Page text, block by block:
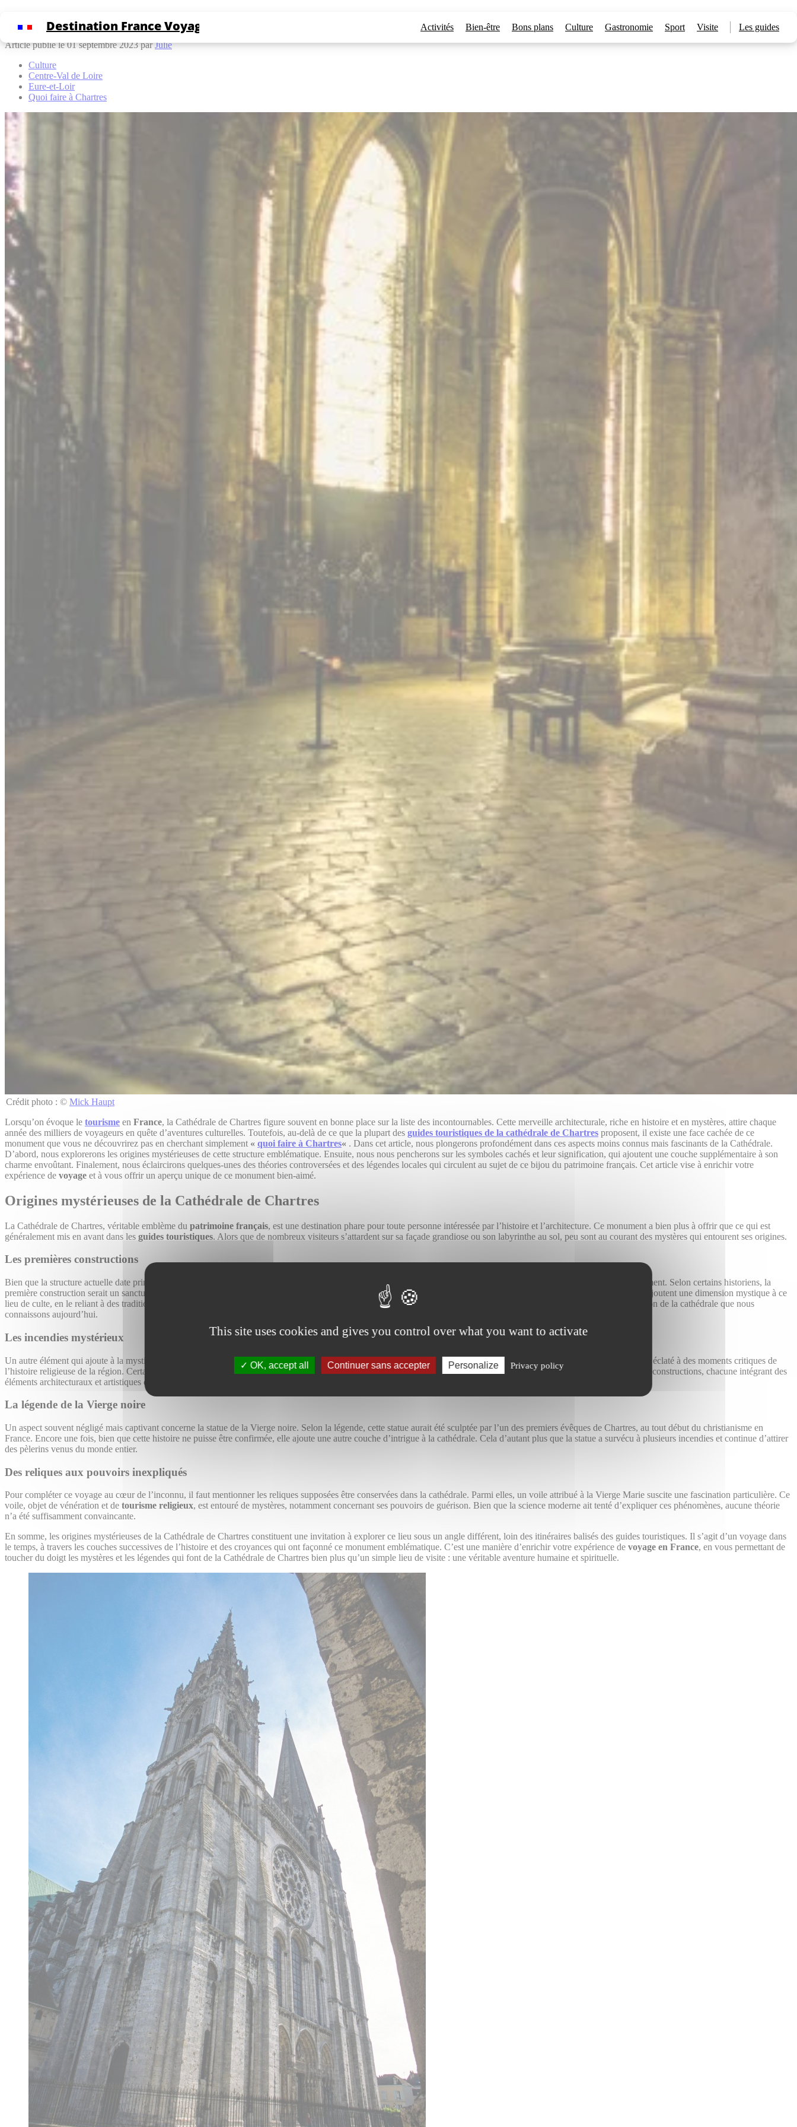
This site uses cookies and gives you control over what you want to activate
OK, accept all Continuer sans accepter Personalize Privacy policy
Destination France Voyage Activités Bien-être Bons plans Culture Gastronomie Sport Visite Les guides
L’histoire secrète de la Cathédrale de Chartres
Article publié le 01 septembre 2023 parJulie
Culture
Centre-Val de Loire
Eure-et-Loir
Quoi faire à Chartres
Crédit photo : © Mick Haupt
Lorsqu’on évoque le tourisme en France, la Cathédrale de Chartres figure souvent en bonne place sur la liste des incontournables. Cette merveille architecturale, riche en histoire et en mystères, attire chaque
année des milliers de voyageurs en quête d’aventures culturelles. Toutefois, au-delà de ce que la plupart des guides touristiques de la cathédrale de Chartres proposent, il existe une face cachée de ce
monument que vous ne découvrirez pas en cherchant simplement « quoi faire à Chartres« . Dans cet article, nous plongerons profondément dans ces aspects moins connus mais fascinants de la Cathédrale.
D’abord, nous explorerons les origines mystérieuses de cette structure emblématique. Ensuite, nous nous pencherons sur les symboles cachés et leur signification, qui ajoutent une couche supplémentaire à son
charme envoûtant. Finalement, nous éclaircirons quelques-unes des théories controversées et des légendes locales qui circulent au sujet de ce bijou du patrimoine français. Cet article vise à enrichir votre
expérience de voyage et à vous offrir un aperçu unique de ce monument bien-aimé.
Origines mystérieuses de la Cathédrale de Chartres
La Cathédrale de Chartres, véritable emblème du patrimoine français, est une destination phare pour toute personne intéressée par l’histoire et l’architecture. Ce monument a bien plus à offrir que ce qui est
généralement mis en avant dans les guides touristiques. Alors que de nombreux visiteurs s’attardent sur sa façade grandiose ou son labyrinthe au sol, peu sont au courant des mystères qui entourent ses origines.
Les premières constructions
Bien que la structure actuelle date principalement du 13e siècle, la Cathédrale de Chartres a été précédée par au moins cinq édifices religieux construits sur le même emplacement. Selon certains historiens, la
première construction serait un sanctuaire dédié à la Vierge Marie, érigé par les druides bien avant la christianisation de la
. Ces affirmations, bien que non prouvées, ajoutent une dimension mystique à ce
lieu de culte, en le reliant à des traditions païennes ancestrales. De plus, ce sanctuaire aurait été un lieu de
pèlerinage
, ce qui souligne son importance bien avant la construction de la cathédrale que nous
connaissons aujourd’hui.
Les incendies mystérieux
Un autre élément qui ajoute à la mystique de ce monument est la série d’incendies qui ont ravagé les structures précédentes. Plus étrange encore, ces incendies semblent avoir éclaté à des moments critiques de
l’histoire religieuse de la région. Certains y voient l’intervention divine, d’autres parlent de coïncidences frappantes. Quoi qu’il en soit, ces incendies ont conduit à plusieurs reconstructions, chacune intégrant des
éléments architecturaux et artistiques différents, qui font de la Cathédrale de Chartres une véritable mosaïque culturelle et historique.
La légende de la Vierge noire
Un aspect souvent négligé mais captivant concerne la statue de la Vierge noire. Selon la légende, cette statue aurait été sculptée par l’un des premiers évêques de Chartres, au tout début du christianisme en
France. Encore une fois, bien que cette histoire ne puisse être confirmée, elle ajoute une autre couche d’intrigue à la cathédrale. Cela d’autant plus que la statue a survécu à plusieurs incendies et continue d’attirer
des pèlerins venus du monde entier.
Des reliques aux pouvoirs inexpliqués
Pour compléter ce voyage au cœur de l’inconnu, il faut mentionner les reliques supposées être conservées dans la cathédrale. Parmi elles, un voile attribué à la Vierge Marie suscite une fascination particulière. Ce
voile, objet de vénération et de tourisme religieux, est entouré de mystères, notamment concernant ses pouvoirs de guérison. Bien que la science moderne ait tenté d’expliquer ces phénomènes, aucune théorie
n’a été suffisamment convaincante.
En somme, les origines mystérieuses de la Cathédrale de Chartres constituent une invitation à explorer ce lieu sous un angle différent, loin des itinéraires balisés des guides touristiques. Il s’agit d’un voyage dans
le temps, à travers les couches successives de l’histoire et des croyances qui ont façonné ce monument emblématique. C’est une manière d’enrichir votre expérience de voyage en France, en vous permettant de
toucher du doigt les mystères et les légendes qui font de la Cathédrale de Chartres bien plus qu’un simple lieu de visite : une véritable aventure humaine et spirituelle.